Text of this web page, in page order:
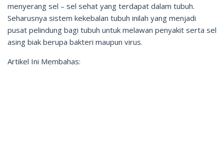
menyerang sel – sel sehat yang terdapat dalam tubuh.
Seharusnya sistem kekebalan tubuh inilah yang menjadi
pusat pelindung bagi tubuh untuk melawan penyakit serta sel
asing biak berupa bakteri maupun virus.
Artikel Ini Membahas: